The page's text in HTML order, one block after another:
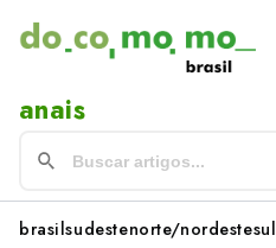
anais
brasilsudestenorte/nordestesul